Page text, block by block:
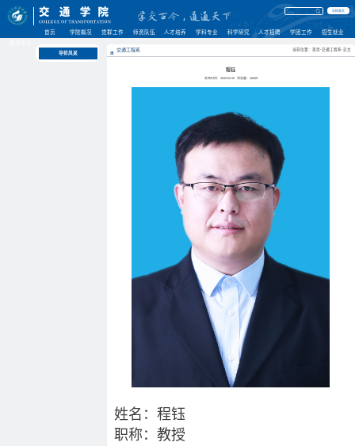
学校首页
首页 学院概况 党群工作 师资队伍 人才培养 学科专业 科学研究 人才招聘 学团工作 招生就业
导师风采
交通工程系 当前位置：首页-交通工程系-正文
程钰
发布时间：2020-02-20 浏览量：16509
姓名：程钰
职称：教授